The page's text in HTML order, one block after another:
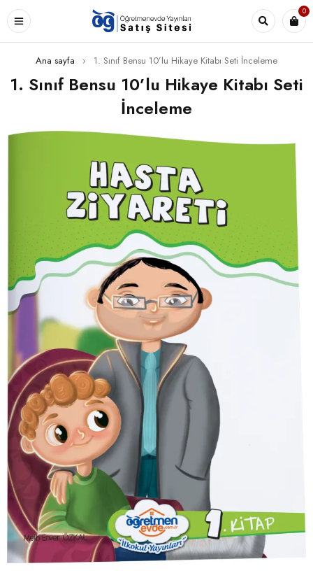
0
Ana sayfa › 1. Sınıf Bensu 10’lu Hikaye Kitabı Seti İnceleme
1. Sınıf Bensu 10’lu Hikaye Kitabı Seti
İnceleme